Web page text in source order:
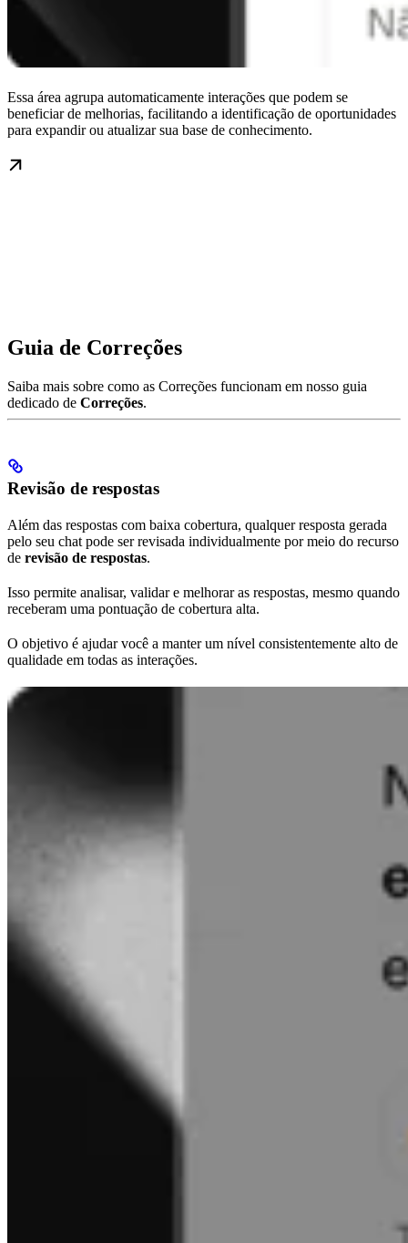
Essa área agrupa automaticamente interações que podem se
beneficiar de melhorias, facilitando a identificação de oportunidades
para expandir ou atualizar sua base de conhecimento.
Guia de Correções
Saiba mais sobre como as Correções funcionam em nosso guia
dedicado de Correções.
Revisão de respostas
Além das respostas com baixa cobertura, qualquer resposta gerada
pelo seu chat pode ser revisada individualmente por meio do recurso
de revisão de respostas.
Isso permite analisar, validar e melhorar as respostas, mesmo quando
receberam uma pontuação de cobertura alta.
O objetivo é ajudar você a manter um nível consistentemente alto de
qualidade em todas as interações.